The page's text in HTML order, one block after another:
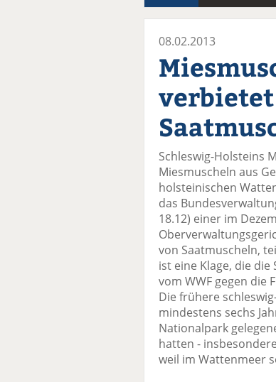
08.02.2013
Schleswig-Holsteins
Miesmuscheln aus
holsteinischen
das
18.12) einer im
von Saatmuscheln,
ist eine Klage, die
vom WWF gegen die
Die frühere
mindestens sechs
Nationalpark
hatten -
weil im Wattenmeer